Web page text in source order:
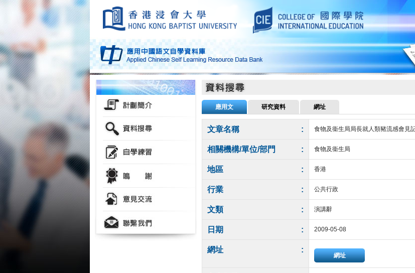
應用文 研究資料 網址
文章名稱 : 食物及衞生局局長就人類豬流感會見
相關機構/單位/部門 : 食物及衞生局
地區 : 香港
行業 : 公共行政
文類 : 演講辭
日期 : 2009-05-08
網址 :
網址